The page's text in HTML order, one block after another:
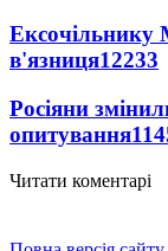
Ексочільнику
в'язниця12233
Росіяни
опитування
Читати коментарі